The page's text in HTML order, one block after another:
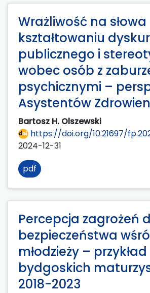
Wrażliwość na słowa
kształtowaniu
publicznego i
wobec osób z
psychicznymi –
Asystentów
Bartosz H. Olszewski
https://doi.org/10.21697/
2024-12-31
pdf
Percepcja zagrożeń
bezpieczeństwa
młodzieży – przykład
bydgoskich
2018-2023